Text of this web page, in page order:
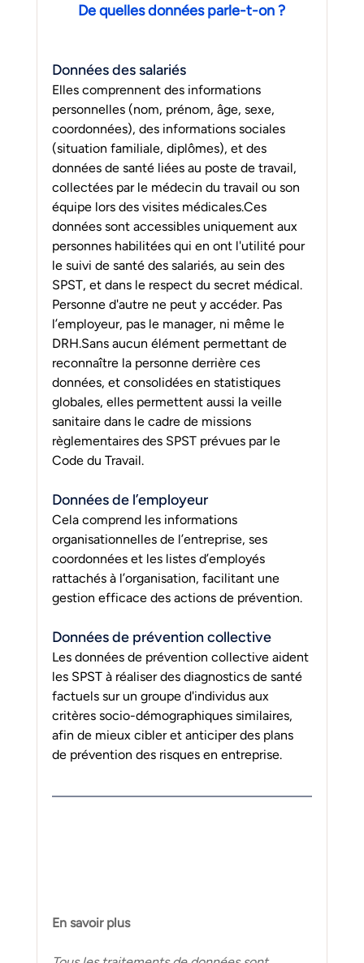
De quelles données parle-t-on ?
Données des salariés
Elles comprennent des informations
personnelles (nom, prénom, âge, sexe,
coordonnées), des informations sociales
(situation familiale, diplômes), et des
données de santé liées au poste de travail,
collectées par le médecin du travail ou son
équipe lors des visites médicales.Ces
données sont accessibles uniquement aux
personnes habilitées qui en ont l'utilité pour
le suivi de santé des salariés, au sein des
SPST, et dans le respect du secret médical.
Personne d'autre ne peut y accéder. Pas
l’employeur, pas le manager, ni même le
DRH.Sans aucun élément permettant de
reconnaître la personne derrière ces
données, et consolidées en statistiques
globales, elles permettent aussi la veille
sanitaire dans le cadre de missions
règlementaires des SPST prévues par le
Code du Travail.
Données de l’employeur
Cela comprend les informations
organisationnelles de l’entreprise, ses
coordonnées et les listes d’employés
rattachés à l’organisation, facilitant une
gestion efficace des actions de prévention.
Données de prévention collective
Les données de prévention collective aident
les SPST à réaliser des diagnostics de santé
factuels sur un groupe d'individus aux
critères socio-démographiques similaires,
afin de mieux cibler et anticiper des plans
de prévention des risques en entreprise.
En savoir plus